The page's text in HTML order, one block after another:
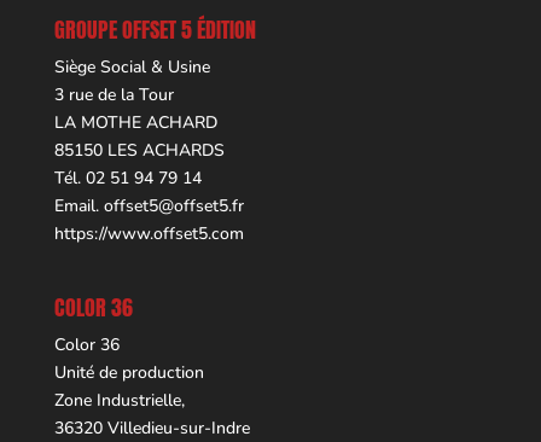
GROUPE OFFSET 5 ÉDITION
Siège Social & Usine
3 rue de la Tour
LA MOTHE ACHARD
85150 LES ACHARDS
Tél. 02 51 94 79 14
Email. offset5@offset5.fr
https://www.offset5.com
COLOR 36
Color 36
Unité de production
Zone Industrielle,
36320 Villedieu-sur-Indre